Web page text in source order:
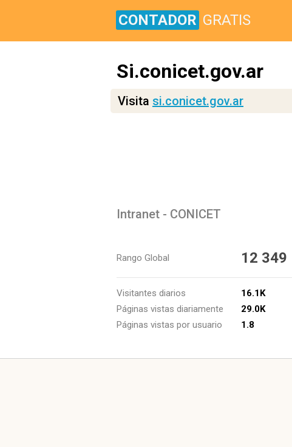
CONTADOR GRATIS
Si.conicet.gov.ar
Visita si.conicet.gov.ar
Intranet - CONICET
Rango Global 12 349
Visitantes diarios
16.1K
Páginas vistas diariamente
29.0K
Páginas vistas por usuario
1.8